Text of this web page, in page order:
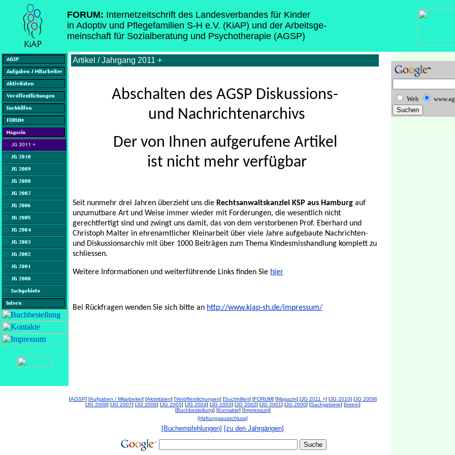
FORUM: Internetzeitschrift des Landesverbandes für Kinder
in Adoptiv und Pflegefamilien S-H e.V. (KiAP) und der Arbeitsge-
meinschaft für Sozialberatung und Psychotherapie (AGSP)
Artikel / Jahrgang 2011 +
Abschalten des AGSP Diskussions-
und Nachrichtenarchivs
Der von Ihnen aufgerufene Artikel
ist nicht mehr verfügbar
Seit nunmehr drei Jahren überzieht uns die Rechtsanwaltskanzlei KSP aus Hamburg auf
unzumutbare Art und Weise immer wieder mit Forderungen, die wesentlich nicht
gerechtfertigt sind und zwingt uns damit, das von dem verstorbenen Prof. Eberhard und
Christoph Malter in ehrenamtlicher Kleinarbeit über viele Jahre aufgebaute Nachrichten-
und Diskussionsarchiv mit über 1000 Beiträgen zum Thema Kindesmisshandlung komplett zu
schliessen.
Weitere Informationen und weiterführende Links finden Sie hier
Bei Rückfragen wenden Sie sich bitte an http://www.kiap-sh.de/impressum/
[AGSP] [Aufgaben / Mitarbeiter] [Aktivitäten] [Veröffentlichungen] [Suchhilfen] [FORUM] [Magazin] [JG 2011 +] [JG 2010] [JG 2009]
[JG 2008] [JG 2007] [JG 2006] [JG 2005] [JG 2004] [JG 2003] [JG 2002] [JG 2001] [JG 2000] [Sachgebiete] [Intern]
[Buchbestellung] [Kontakte] [Impressum]
[Haftungsausschluss]
[Buchempfehlungen] [zu den Jahrgängen]
Web